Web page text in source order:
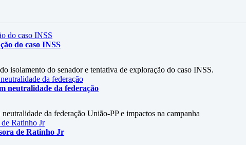
do caso INSS
isolamento do senador e tentativa de exploração do caso INSS.
neutralidade da federação
da federação União-PP e impactos na campanha
de Ratinho Jr